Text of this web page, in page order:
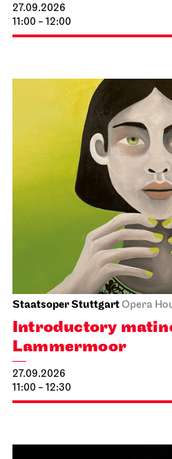
27.09.2026
11:00 - 12:00
Staatsoper StuttgartOpera
Introductory
Lammermoor
27.09.2026
11:00 - 12:30